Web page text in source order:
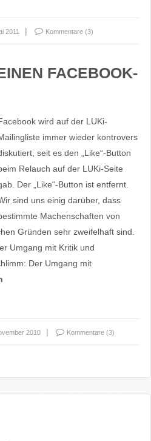
2011 Kommentare (3)
FACEBOOK-
wird auf der LUKi-
immer wieder kontrovers
seit es den „Like“-Button
Relauch auf der LUKi-Seite
Der „Like“-Button ist entfernt.
sind uns einig darüber, dass
Machenschaften von
Gründen sehr zweifelhaft sind.
Umgang mit Kritik und
Der Umgang mit
2010 Kommentare (3)